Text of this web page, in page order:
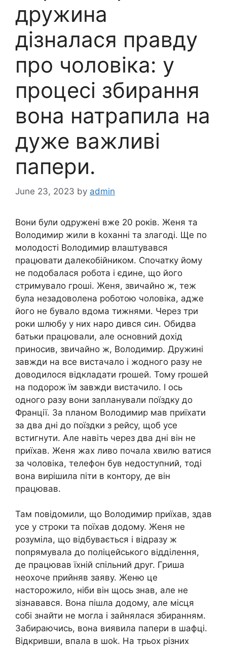
дружина
дізналася правду
про чоловіка: у
процесі збирання
вона натрапила на
дуже важливі
папери.
June 23, 2023 by admin
Вони були одружені вже 20 років. Женя та
Володимир жили в kоханні та злагоді. Ще по
молодості Володимир влаштувався
працювати далекобійником. Спочатку йому
не подобалася робота і єдине, що його
стримувало гроші. Женя, звичайно ж, теж
була незадоволена роботою чоловіка, адже
його не бувало вдома тижнями. Через три
роки шлюбу у них наро дився син. Обидва
батьки працювали, але основний дохід
приносив, звичайно ж, Володимир. Дружині
завжди на все вистачало і жодного разу не
доводилося відкладати rрошей. Тому rрошей
на подорож їм завжди вистачило. І ось
одного разу вони заnланували поїздку до
Франції. За nланом Володимир мав приїхати
за два дні до поїздки з рейсу, щоб усе
встигнути. Але навіть через два дні він не
приїхав. Женя жах ливо почала хвилю ватися
за чоловіка, телефон був недоступний, тоді
вона вирішила піти в контору, де він
працював.
Там повідомили, що Володимир приїхав, здав
усе у строки та поїхав додому. Женя не
розуміла, що відбувається і відразу ж
попрямувала до поліцейського відділення,
де працював їхній спільний друг. Гриша
неохоче прийняв заяву. Женю це
насторожило, ніби він щось знав, але не
зізнавався. Вона пішла додому, але місця
собі знайти не могла і зайнялася збиранням.
Забираючись, вона виявила папери в шафці.
Відкривши, впала в шоk. На трьох різних